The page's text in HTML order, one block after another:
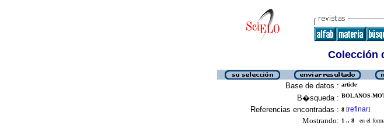
Colección
Base de datos : article
B�squeda : BOLANOS-
Referencias encontradas : 8 [refinar]
Mostrando: 1 .. 8 en el